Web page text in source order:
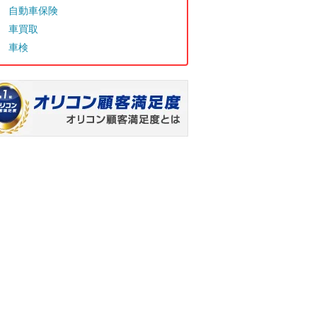
自動車保険
車買取
車検